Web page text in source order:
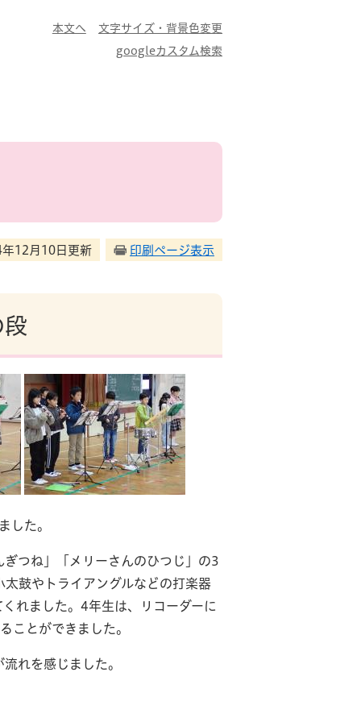
本文へ
文字サイズ・背景色変更
googleカスタム検索
12月10日更新 印刷ページ表示
した。
つね」「メリーさんのひつじ」の3
鼓やトライアングルなどの打楽器
れました。4年生は、リコーダーに
ことができました。
れを感じました。